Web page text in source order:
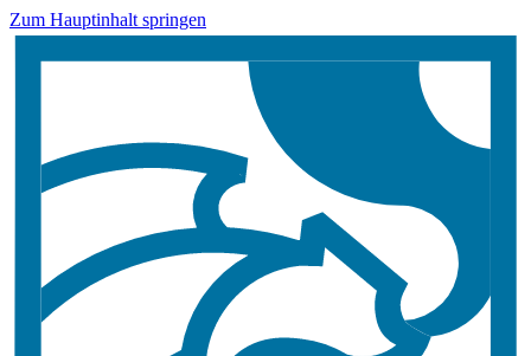
Zum Hauptinhalt springen